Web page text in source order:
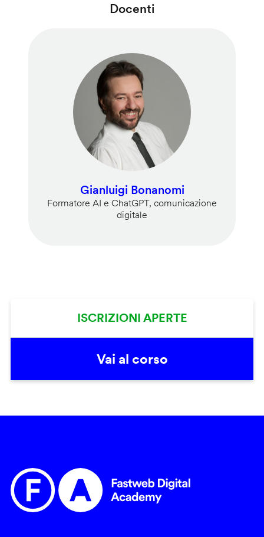
Docenti
Gianluigi Bonanomi
Formatore AI e ChatGPT, comunicazione
digitale
ISCRIZIONI APERTE
Vai al corso